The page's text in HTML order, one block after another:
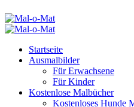
Startseite
Ausmalbilder
Für Erwachsene
Für Kinder
Kostenlose Malbücher
Kostenloses Hunde